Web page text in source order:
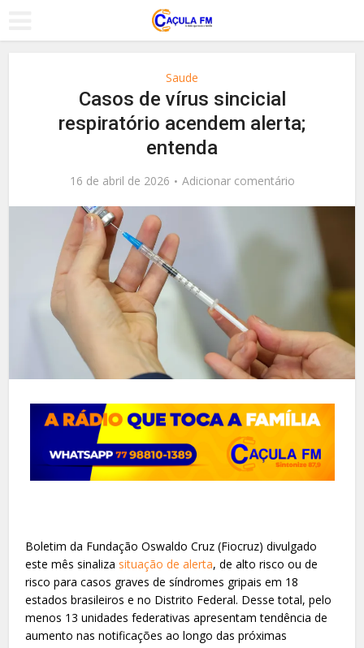
Saude
Casos de vírus sincicial
respiratório acendem alerta;
entenda
16 de abril de 2026 Adicionar comentário
Boletim da Fundação Oswaldo Cruz (Fiocruz) divulgado
este mês sinaliza situação de alerta, de alto risco ou de
risco para casos graves de síndromes gripais em 18
estados brasileiros e no Distrito Federal. Desse total, pelo
menos 13 unidades federativas apresentam tendência de
aumento nas notificações ao longo das próximas